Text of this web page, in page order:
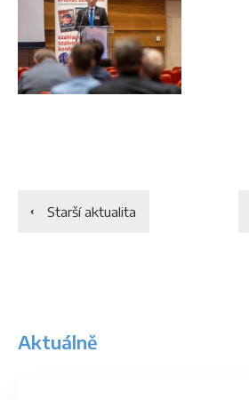
Starší aktualita
Aktuálně